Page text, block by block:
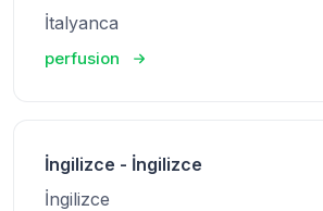
İtalyanca
perfusion
İngilizce - İngilizce
İngilizce